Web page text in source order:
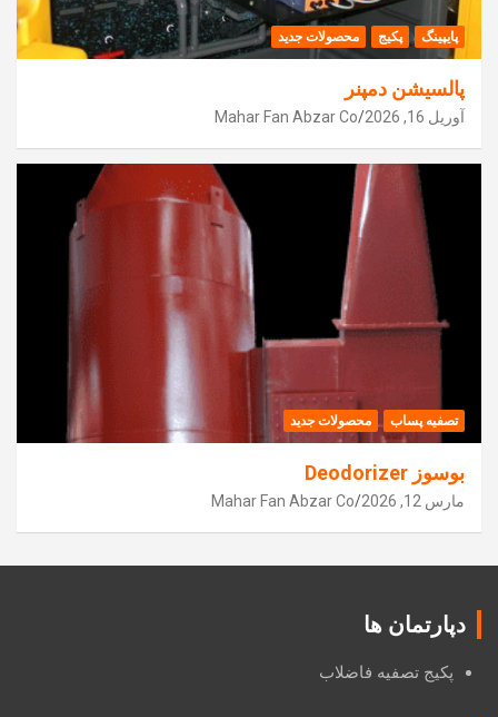
پایپینگ پکیج محصولات جدید
پالسیشن دمپنر
آوریل 16, 2026 Mahar Fan Abzar Co
تصفیه پساب محصولات جدید
بوسوز Deodorizer
مارس 12, 2026 Mahar Fan Abzar Co
دپارتمان ها
پکیج تصفیه فاضلاب